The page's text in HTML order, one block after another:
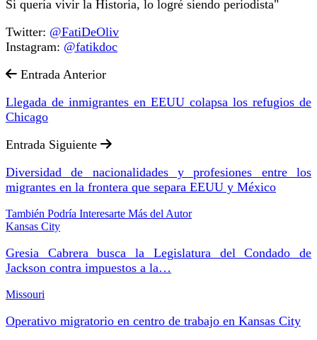
Si quería vivir la Historia, lo logré siendo periodista"
Twitter: @FatiDeOliv
Instagram: @fatikdoc
Entrada Anterior
Llegada de inmigrantes en EEUU colapsa los refugios de
Chicago
Entrada Siguiente
Diversidad de nacionalidades y profesiones entre los
migrantes en la frontera que separa EEUU y México
También Podría Interesarte Más del Autor
Kansas City
Gresia Cabrera busca la Legislatura del Condado de
Jackson contra impuestos a la…
Missouri
Operativo migratorio en centro de trabajo en Kansas City